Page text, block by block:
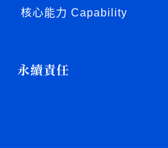
核心能力 Capability
永續責任